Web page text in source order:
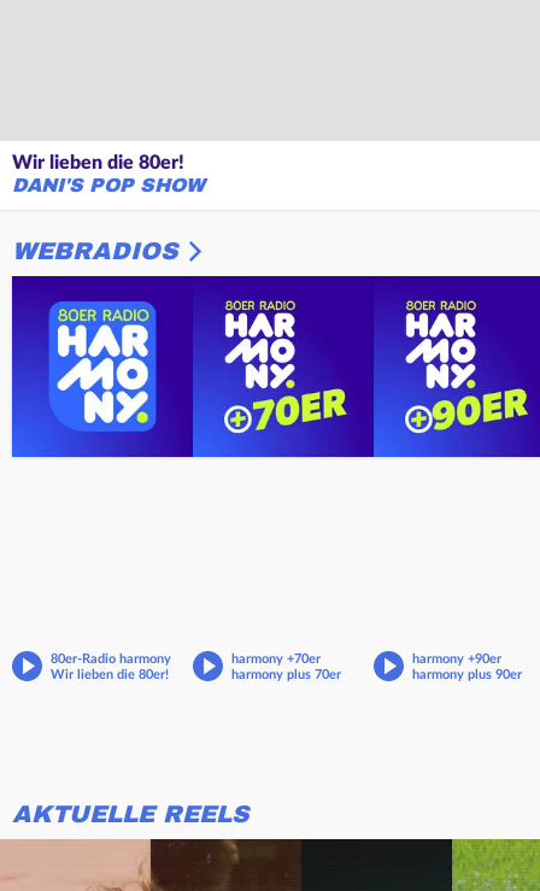
Wir lieben die 80er!
DANI'S POP SHOW
WEBRADIOS
80er-Radio harmony
Wir lieben die 80er!
harmony +70er
harmony plus 70er
harmony +90er
harmony plus 90er
AKTUELLE REELS